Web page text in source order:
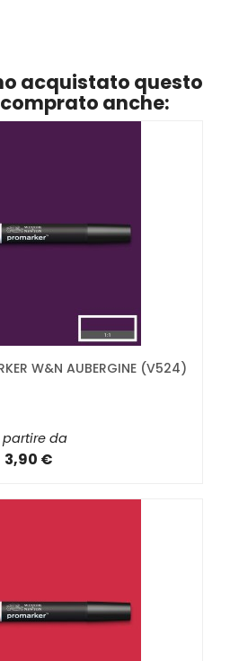
acquistato questo
anche:
W&N AUBERGINE (V524)
partire da
3,90 €